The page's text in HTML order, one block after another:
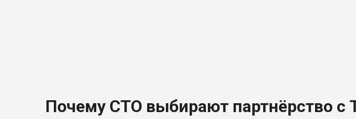
Почему СТО выбирают партнёрство с